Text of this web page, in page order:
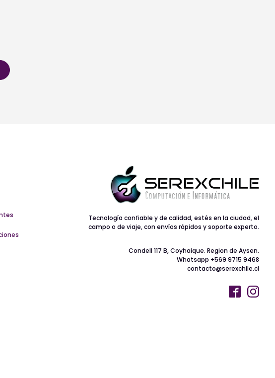
Tecnología confiable y de calidad, estés en la ciudad, el
campo o de viaje, con envíos rápidos y soporte experto.
Condell 117 B, Coyhaique. Region de Aysen.
Whatsapp +569 9715 9468
contacto@serexchile.cl